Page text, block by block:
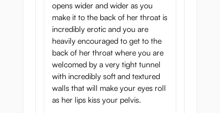
opens wider and wider as you
make it to the back of her throat is
incredibly erotic and you are
heavily encouraged to get to the
back of her throat where you are
welcomed by a very tight tunnel
with incredibly soft and textured
walls that will make your eyes roll
as her lips kiss your pelvis.